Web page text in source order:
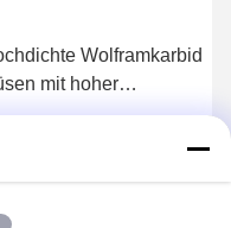
Wolframkarbid
mit hoher
und